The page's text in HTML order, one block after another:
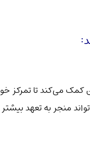
کمک می‌کند تا تمرکز
منجر به تعهد